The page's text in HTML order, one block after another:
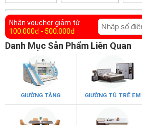
Nhận voucher giảm từ
100.000đ - 500.000đ
Danh Mục Sản Phẩm Liên Quan
GIƯỜNG TẦNG GIƯỜNG TỦ TRẺ EM